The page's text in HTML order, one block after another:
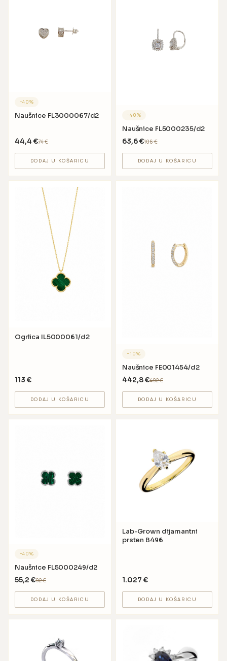
−40%
Naušnice FL3000067/d2
44,4 €74€
DODAJ U KOŠARICU
−40%
Naušnice FL5000235/d2
63,6€106€
DODAJ U KOŠARICU
Ogrlica IL5000061/d2
113 €
DODAJ U KOŠARICU
−10%
Naušnice FE001454/d2
442,8€492€
DODAJ U KOŠARICU
−40%
Naušnice FL5000249/d2
55,2 €92€
DODAJ U KOŠARICU
Lab-Grown dijamantni
prsten B496
1.027 €
DODAJ U KOŠARICU